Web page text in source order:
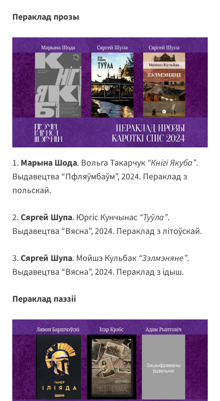
Пераклад прозы
1. Марына Шода. Вольга Такарчук “Кнігі Якуба”.
Выдавецтва “Пфляўмбаўм”, 2024. Пераклад з
польскай.
2.Сяргей Шупа. Юргіс Кунчынас “Туўла”.
Выдавецтва “Вясна”, 2024. Пераклад з літоўскай.
3.Сяргей Шупа. Мойшэ Кульбак “Зэлмэняне”.
Выдавецтва “Вясна”, 2024. Пераклад з ідыш.
Пераклад паэзіі